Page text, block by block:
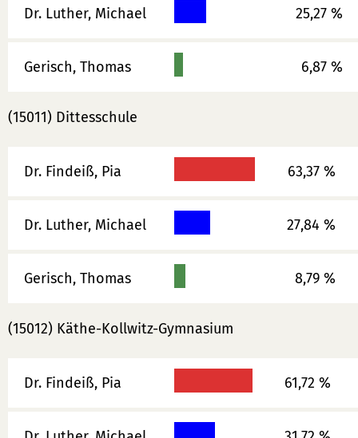
Dr. Luther, Michael 25,27 %
Gerisch, Thomas 6,87 %
(15011) Dittesschule
Dr. Findeiß, Pia 63,37 %
Dr. Luther, Michael 27,84 %
Gerisch, Thomas 8,79 %
(15012) Käthe-Kollwitz-Gymnasium
Dr. Findeiß, Pia 61,72 %